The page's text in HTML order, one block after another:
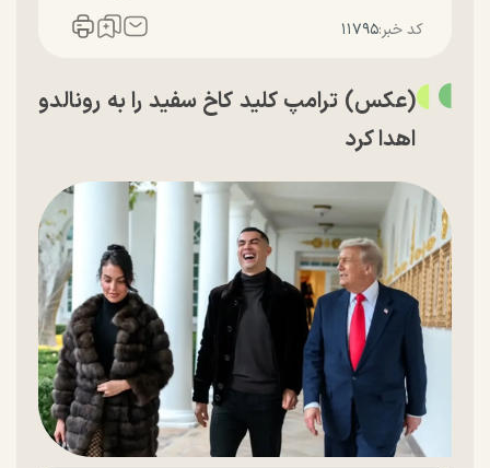
کد خبر:۱۱۷۹۵
(عکس) ترامپ کلید کاخ سفید را به رونالدو
اهدا کرد